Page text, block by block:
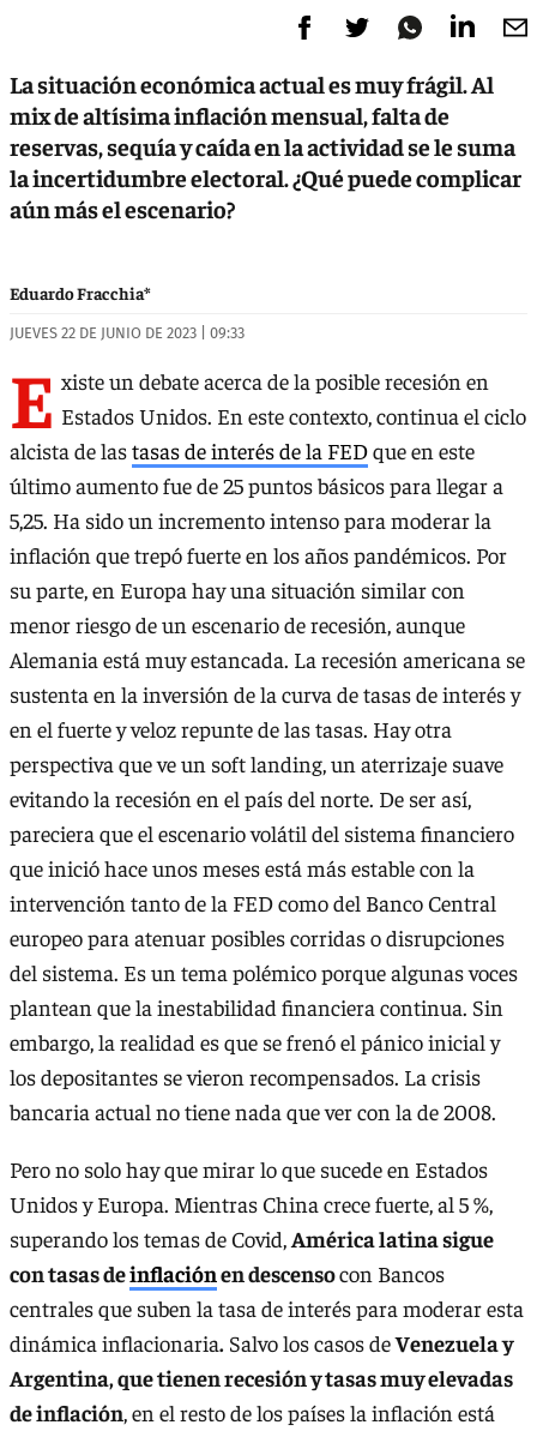
La situación económica actual es muy frágil. Al
mix de altísima inflación mensual, falta de
reservas, sequía y caída en la actividad se le suma
la incertidumbre electoral. ¿Qué puede complicar
aún más el escenario?
Eduardo Fracchia*
JUEVES 22 DE JUNIO DE 2023 | 09:33
E xiste un debate acerca de la posible recesión en
Estados Unidos. En este contexto, continua el ciclo
alcista de lastasas de interés de la FEDque en este
último aumento fue de 25 puntos básicos para llegar a
5,25. Ha sido un incremento intenso para moderar la
inflación que trepó fuerte en los años pandémicos. Por
su parte, en Europa hay una situación similar con
menor riesgo de un escenario de recesión, aunque
Alemania está muy estancada. La recesión americana se
sustenta en la inversión de la curva de tasas de interés y
en el fuerte y veloz repunte de las tasas. Hay otra
perspectiva que ve un soft landing, un aterrizaje suave
evitando la recesión en el país del norte. De ser así,
pareciera que el escenario volátil del sistema financiero
que inició hace unos meses está más estable con la
intervención tanto de la FED como del Banco Central
europeo para atenuar posibles corridas o disrupciones
del sistema. Es un tema polémico porque algunas voces
plantean que la inestabilidad financiera continua. Sin
embargo, la realidad es que se frenó el pánico inicial y
los depositantes se vieron recompensados. La crisis
bancaria actual no tiene nada que ver con la de 2008.
Pero no solo hay que mirar lo que sucede en Estados
Unidos y Europa. Mientras China crece fuerte, al 5 %,
superando los temas de Covid,América latina sigue
con tasas deinflaciónen descensocon Bancos
centrales que suben la tasa de interés para moderar esta
dinámica inflacionaria. Salvo los casos deVenezuela y
Argentina, que tienen recesión y tasas muy elevadas
de inflación, en el resto de los países la inflación está